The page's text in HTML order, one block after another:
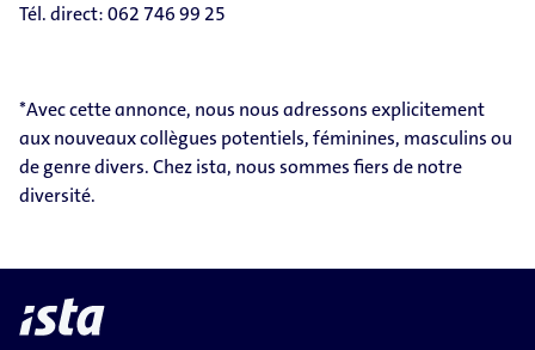
Tél. direct: 062 746 99 25
*Avec cette annonce, nous nous adressons explicitement
aux nouveaux collègues potentiels, féminines, masculins ou
de genre divers. Chez ista, nous sommes fiers de notre
diversité.